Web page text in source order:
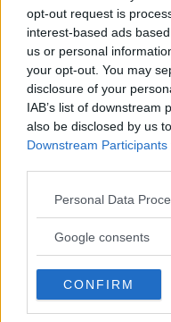
opt-out request is
interest-based ads
us or personal
your opt-out. You may
disclosure of your
IAB’s list of downstream
also be disclosed by us
Downstream Participants
Please note that this
not limited to your visit
use your data for below
consent section.
Personal Data
Google consents
CONFIRM
Seat Leon Cupra
Betyg
5 = Utmärkt